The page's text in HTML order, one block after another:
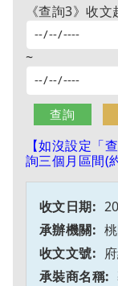
《查詢3》收
~
【如沒設定「
詢三個月區間(